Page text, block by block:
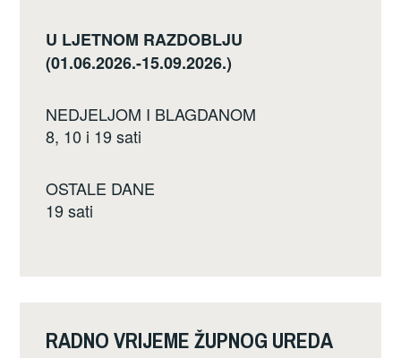
U LJETNOM RAZDOBLJU
(01.06.2026.-15.09.2026.)
NEDJELJOM I BLAGDANOM
8, 10 i 19 sati
OSTALE DANE
19 sati
RADNO VRIJEME ŽUPNOG UREDA